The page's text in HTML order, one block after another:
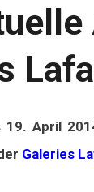
19. April
r Galeries